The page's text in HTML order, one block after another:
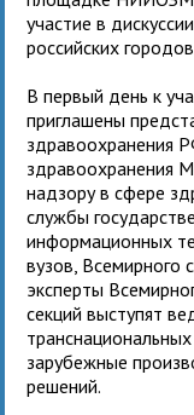
участие в
российских
В первый день к
приглашены
здравоохранения
здравоохранения
надзору в сфере
службы
информационных
вузов, Всемирного
эксперты
секций выступят
зарубежные
решений.